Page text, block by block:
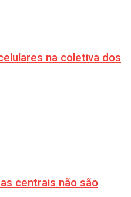
na coletiva dos
centrais não são